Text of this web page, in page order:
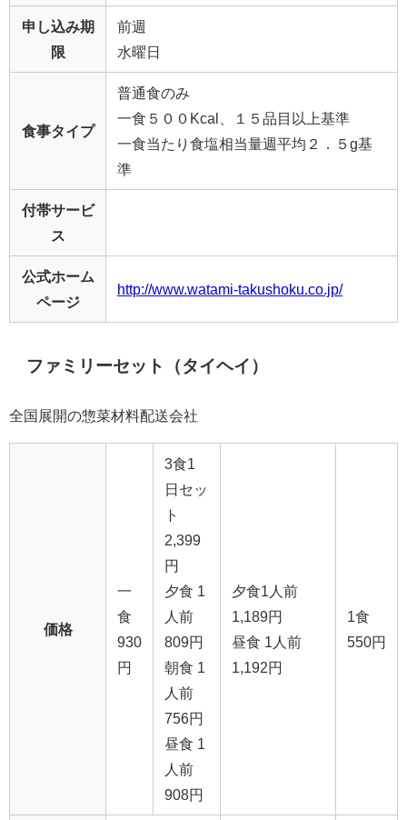
申し込み期
限
前週
水曜日
食事タイプ
普通食のみ
一食５００Kcal、１５品目以上基準
一食当たり食塩相当量週平均２．５g基
準
付帯サービ
ス
公式ホーム
ページ
http://www.watami-takushoku.co.jp/
ファミリーセット（タイヘイ）
全国展開の惣菜材料配送会社
価格
一
食
930
円
3食1
日セッ
ト
2,399
円
夕食 1
人前
809円
朝食 1
人前
756円
昼食 1
人前
908円
夕食1人前
1,189円
昼食 1人前
1,192円
1食
550円